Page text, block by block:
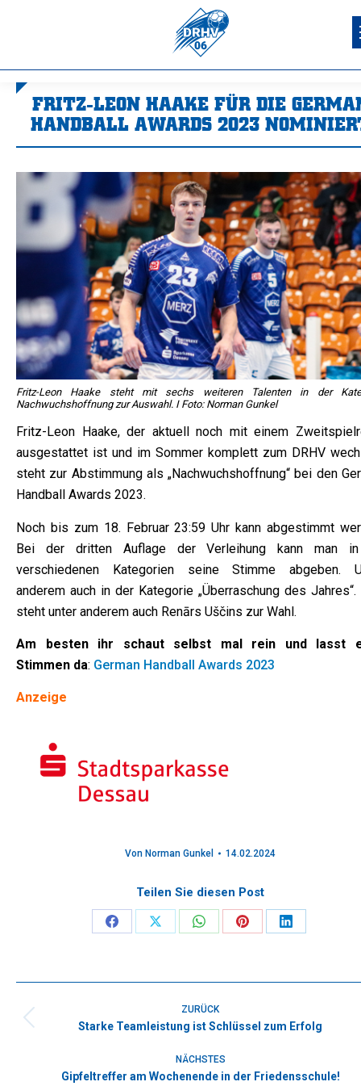
FRITZ-LEON HAAKE FÜR DIE
HANDBALL AWARDS 2023
Fritz-Leon Haake steht mit sechs weiteren Talenten in der
Nachwuchshoffnung zur Auswahl. I Foto: Norman Gunkel
Fritz-Leon Haake, der aktuell noch mit einem
ausgestattet ist und im Sommer komplett zum DRHV
steht zur Abstimmung als „Nachwuchshoffnung“ bei den
Handball Awards 2023.
Noch bis zum 18. Februar 23:59 Uhr kann abgestimmt
Bei der dritten Auflage der Verleihung kann man
verschiedenen Kategorien seine Stimme abgeben.
anderem auch in der Kategorie „Überraschung des Jahres“.
steht unter anderem auch Renārs Uščins zur Wahl.
Am besten ihr schaut selbst mal rein und lasst
Stimmen da: German Handball Awards 2023
Anzeige
Von Norman Gunkel 14.02.2024
Teilen Sie diesen Post
Share
Facebook
Share
X
Share
WhatsApp
Share
Pinterest
Share
LinkedIn
ZURÜCK
Vorheriger
Starke Teamleistung ist Schlüssel zum Erfolg
NÄCHSTES
Nächster
Gipfeltreffer am Wochenende in der Friedensschule!